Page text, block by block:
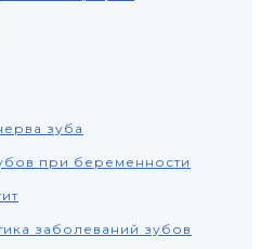
зуба
при беременности
заболеваний зубов